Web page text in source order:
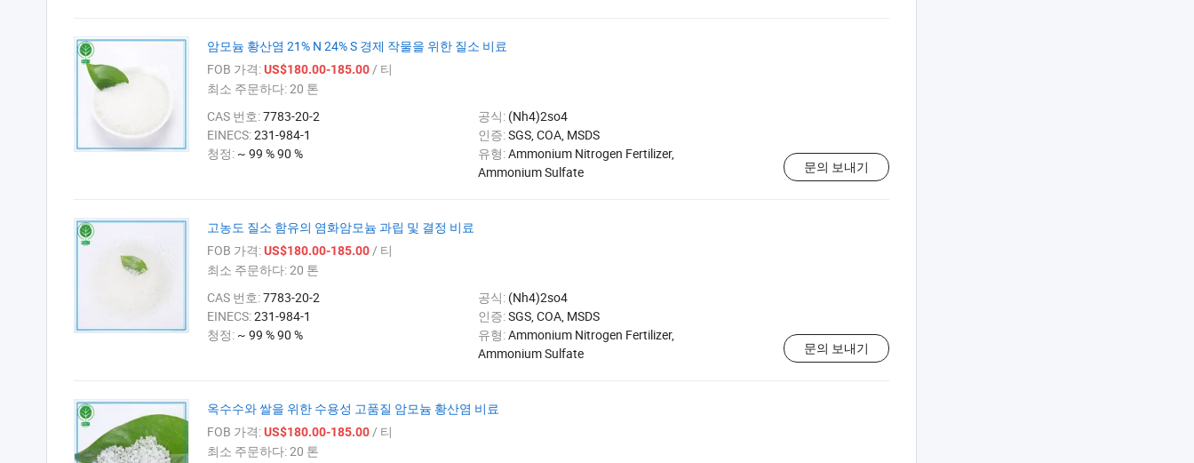
암모늄 황산염 21% N 24% S 경제 작물을 위한 질소 비료
FOB 가격:US$180.00-185.00/ 티
최소 주문하다:20 톤
CAS 번호:7783-20-2 공식: (Nh4)2so4
EINECS:231-984-1 인증:SGS, COA, MSDS
청정: ~ 99 % 90 % 유형:Ammonium Nitrogen Fertilizer,
Ammonium Sulfate
문의 보내기
고농도 질소 함유의 염화암모늄 과립 및 결정 비료
FOB 가격:US$180.00-185.00/ 티
최소 주문하다:20 톤
CAS 번호:7783-20-2 공식: (Nh4)2so4
EINECS:231-984-1 인증:SGS, COA, MSDS
청정: ~ 99 % 90 % 유형:Ammonium Nitrogen Fertilizer,
Ammonium Sulfate
문의 보내기
옥수수와 쌀을 위한 수용성 고품질 암모늄 황산염 비료
FOB 가격:US$180.00-185.00/ 티
최소 주문하다:20 톤